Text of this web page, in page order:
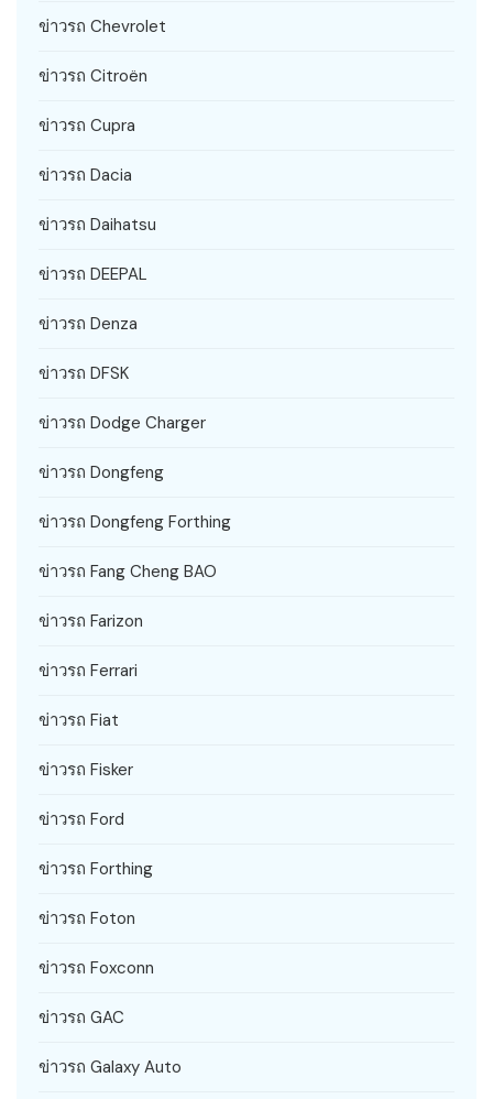
ข่าวรถ Chevrolet
ข่าวรถ Citroën
ข่าวรถ Cupra
ข่าวรถ Dacia
ข่าวรถ Daihatsu
ข่าวรถ DEEPAL
ข่าวรถ Denza
ข่าวรถ DFSK
ข่าวรถ Dodge Charger
ข่าวรถ Dongfeng
ข่าวรถ Dongfeng Forthing
ข่าวรถ Fang Cheng BAO
ข่าวรถ Farizon
ข่าวรถ Ferrari
ข่าวรถ Fiat
ข่าวรถ Fisker
ข่าวรถ Ford
ข่าวรถ Forthing
ข่าวรถ Foton
ข่าวรถ Foxconn
ข่าวรถ GAC
ข่าวรถ Galaxy Auto